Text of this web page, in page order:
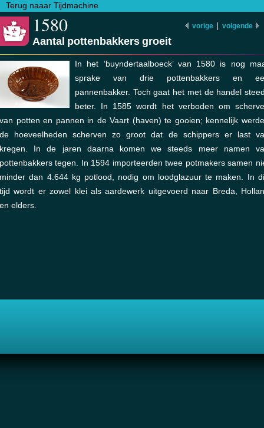
Terug naaar Tijdmachine
vorige | volgende
1580
Aantal pottenbakkers groeit
In het ‘buyndertaalboeck’ van 1580 is nog
sprake van drie pottenbakkers en
pannenbakker. Toch gaat het met de handel
beter. In 1585 wordt het verboden om
van potten en pannen in de Vaart (haven) te gooien; kennelijk
de hoeveelheden scherven zo groot dat de schippers er last
kregen. In de jaren daarna komen we steeds meer namen
pottenbakkers tegen. In 1594 importeerden twee potmakers samen
minder dan 4.644 kg potlood, nodig om loodglazuur te maken. In
tijd wordt er zowel klei als aardewerk uitgevoerd naar Breda,
en elders.